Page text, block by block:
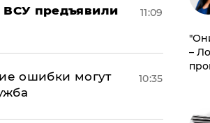
ВСУ предъявили
11:09
ошибки могут
10:35
–